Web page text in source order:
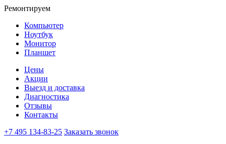
Ремонтируем
Компьютер
Ноутбук
Монитор
Планшет
Цены
Акции
Выезд и доставка
Диагностика
Отзывы
Контакты
+7 495 134-83-25 Заказать звонок